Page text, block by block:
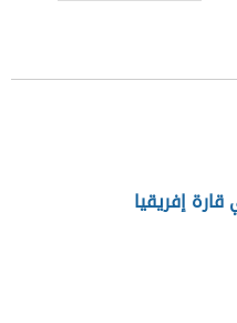
إفريقيا